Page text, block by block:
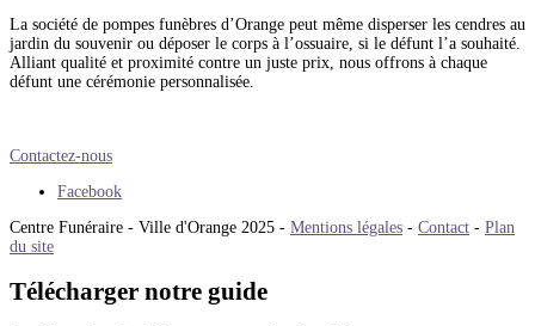
La société de pompes funèbres d’Orange peut même disperser les cendres au
jardin du souvenir ou déposer le corps à l’ossuaire, si le défunt l’a souhaité.
Alliant qualité et proximité contre un juste prix, nous offrons à chaque
défunt une cérémonie personnalisée.
Contactez-nous
Facebook
Centre Funéraire - Ville d'Orange 2025 - Mentions légales - Contact - Plan
du site
Télécharger notre guide